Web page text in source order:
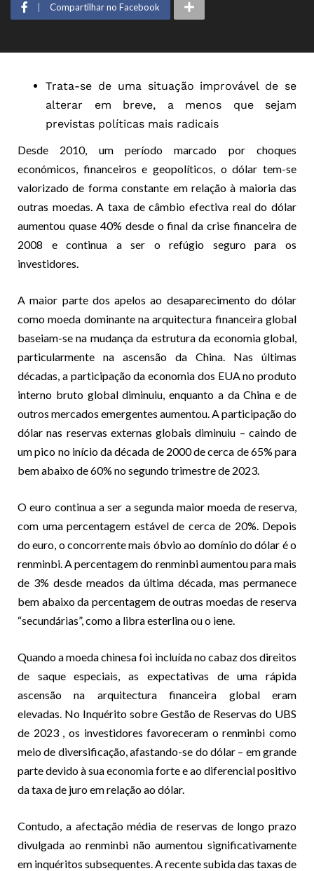
Compartilhar no Facebook
Trata-se de uma situação improvável de se
alterar em breve, a menos que sejam
previstas políticas mais radicais
Desde 2010, um período marcado por choques
económicos, financeiros e geopolíticos, o dólar tem-se
valorizado de forma constante em relação à maioria das
outras moedas. A taxa de câmbio efectiva real do dólar
aumentou quase 40% desde o final da crise financeira de
2008 e continua a ser o refúgio seguro para os
investidores.
A maior parte dos apelos ao desaparecimento do dólar
como moeda dominante na arquitectura financeira global
baseiam-se na mudança da estrutura da economia global,
particularmente na ascensão da China. Nas últimas
décadas, a participação da economia dos EUA no produto
interno bruto global diminuiu, enquanto a da China e de
outros mercados emergentes aumentou. A participação do
dólar nas reservas externas globais diminuiu – caindo de
um pico no início da década de 2000 de cerca de 65% para
bem abaixo de 60% no segundo trimestre de 2023.
O euro continua a ser a segunda maior moeda de reserva,
com uma percentagem estável de cerca de 20%. Depois
do euro, o concorrente mais óbvio ao domínio do dólar é o
renminbi. A percentagem do renminbi aumentou para mais
de 3% desde meados da última década, mas permanece
bem abaixo da percentagem de outras moedas de reserva
“secundárias”, como a libra esterlina ou o iene.
Quando a moeda chinesa foi incluída no cabaz dos direitos
de saque especiais, as expectativas de uma rápida
ascensão na arquitectura financeira global eram
elevadas. No Inquérito sobre Gestão de Reservas do UBS
de 2023, os investidores favoreceram o renminbi como
meio de diversificação, afastando-se do dólar – em grande
parte devido à sua economia forte e ao diferencial positivo
da taxa de juro em relação ao dólar.
Contudo, a afectação média de reservas de longo prazo
divulgada ao renminbi não aumentou significativamente
em inquéritos subsequentes. A recente subida das taxas de